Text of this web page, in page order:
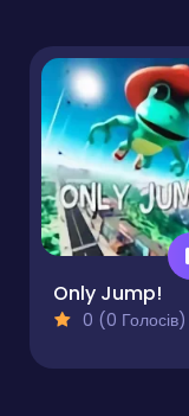
Only Jump!
0 (0 Голосів)